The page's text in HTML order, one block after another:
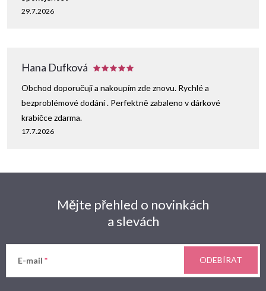
29.7.2026
Hana Dufková
17.7.2026
Obchod doporučuji a nakoupím zde znovu. Rychlé a
bezproblémové dodání . Perfektně zabaleno v dárkové
krabičce zdarma.
Mějte přehled o novinkách
a slevách
E-mail ODEBÍRAT